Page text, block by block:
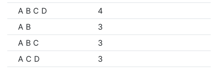
A B C D
4
A B
3
A B C
3
A C D
3